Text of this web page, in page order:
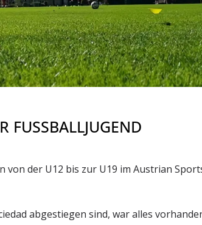
FUSSBALLJUGEND
der U12 bis zur U19 im Austrian
abgestiegen sind, war alles